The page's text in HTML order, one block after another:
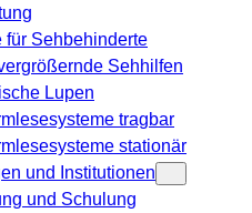
für Sehbehinderte
Sehhilfen
Lupen
tragbar
stationär
und Institutionen
und Schulung